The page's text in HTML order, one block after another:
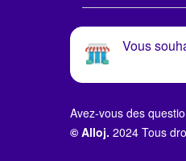
Vous
Avez-vous des
© Alloj. 2024 Tous